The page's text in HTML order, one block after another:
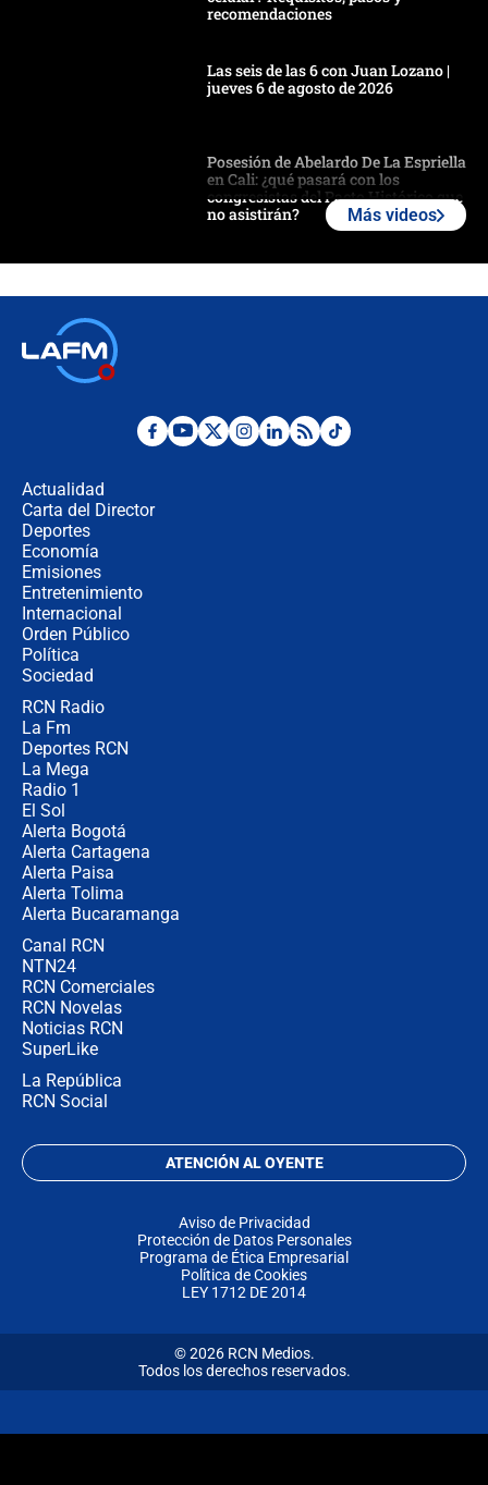
recomendaciones
Las seis de las 6 con Juan Lozano |
jueves 6 de agosto de 2026
Posesión de Abelardo De La Espriella
en Cali: ¿qué pasará con los
congresistas del Pacto Histórico que
no asistirán?
¿Por qué De la Espriella gobernará
Más videos
Actualidad
Carta del Director
Deportes
Economía
Emisiones
Entretenimiento
Internacional
Orden Público
Política
Sociedad
RCN Radio
La Fm
Deportes RCN
La Mega
Radio 1
El Sol
Alerta Bogotá
Alerta Cartagena
Alerta Paisa
Alerta Tolima
Alerta Bucaramanga
Canal RCN
NTN24
RCN Comerciales
RCN Novelas
Noticias RCN
SuperLike
La República
RCN Social
ATENCIÓN AL OYENTE
Aviso de Privacidad
Protección de Datos Personales
Programa de Ética Empresarial
Política de Cookies
LEY 1712 DE 2014
© 2026 RCN Medios.
Todos los derechos reservados.